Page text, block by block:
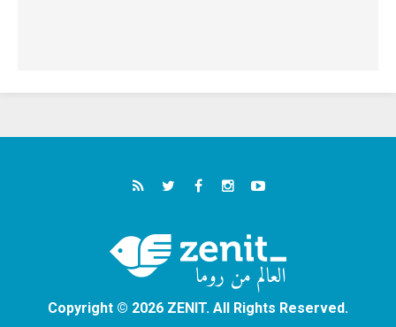
Copyright © 2026 ZENIT. All Rights Reserved.